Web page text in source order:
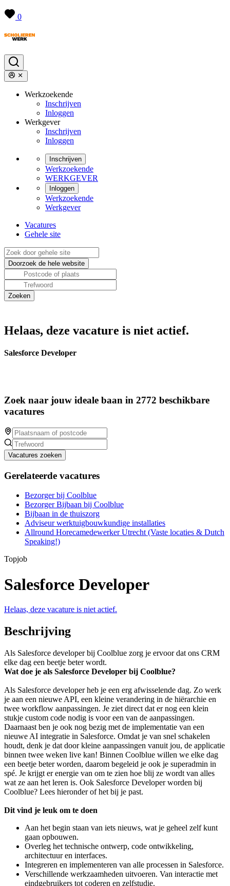
0
Werkzoekende
Inschrijven
Inloggen
Werkgever
Inschrijven
Inloggen
Inschrijven
Werkzoekende
WERKGEVER
Inloggen
Werkzoekende
Werkgever
Vacatures
Gehele site
Helaas, deze vacature is niet actief.
Salesforce Developer
Zoek naar jouw ideale baan in 2772 beschikbare
vacatures
Vacatures zoeken
Gerelateerde vacatures
Bezorger bij Coolblue
Bezorger Bijbaan bij Coolblue
Bijbaan in de thuiszorg
Adviseur werktuigbouwkundige installaties
Allround Horecamedewerker Utrecht (Vaste locaties & Dutch
Speaking!)
Topjob
Salesforce Developer
Helaas, deze vacature is niet actief.
Beschrijving
Als Salesforce developer bij Coolblue zorg je ervoor dat ons CRM
elke dag een beetje beter wordt.
Wat doe je als Salesforce Developer bij Coolblue?
Als Salesforce developer heb je een erg afwisselende dag. Zo werk
je aan een nieuwe API, een kleine verandering in de hiërarchie en
twee workflow aanpassingen. Je ziet direct dat er nog een klein
stukje custom code nodig is voor een van de aanpassingen.
Daarnaast ben je ook nog bezig met de implementatie van een
nieuwe AI integratie in Salesforce. Omdat je van snel schakelen
houdt, denk je dat door kleine aanpassingen vanuit jou, de applicatie
binnen twee weken live kan! Binnen Coolblue willen we elke dag
een beetje beter worden, daarom begeleid je ook je superadmin in
spé. Je krijgt er energie van om te zien hoe blij ze wordt van alles
wat ze aan het leren is. Ook Salesforce Developer worden bij
Coolblue? Lees hieronder of het bij je past.
Dit vind je leuk om te doen
Aan het begin staan van iets nieuws, wat je geheel zelf kunt
gaan opbouwen.
Overleg het technische ontwerp, code ontwikkeling,
architectuur en interfaces.
Integreren en implementeren van alle processen in Salesforce.
Verschillende werkzaamheden uitvoeren. Van interactie met
eindgebruikers tot coderen en zelfstudie.